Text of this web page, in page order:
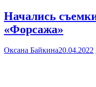
Начались
«Форсажа»
Оксана Байкина20.04.2022